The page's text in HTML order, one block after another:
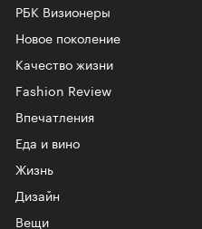
РБК Визионеры
Новое поколение
Качество жизни
Fashion Review
Впечатления
Еда и вино
Жизнь
Дизайн
Вещи